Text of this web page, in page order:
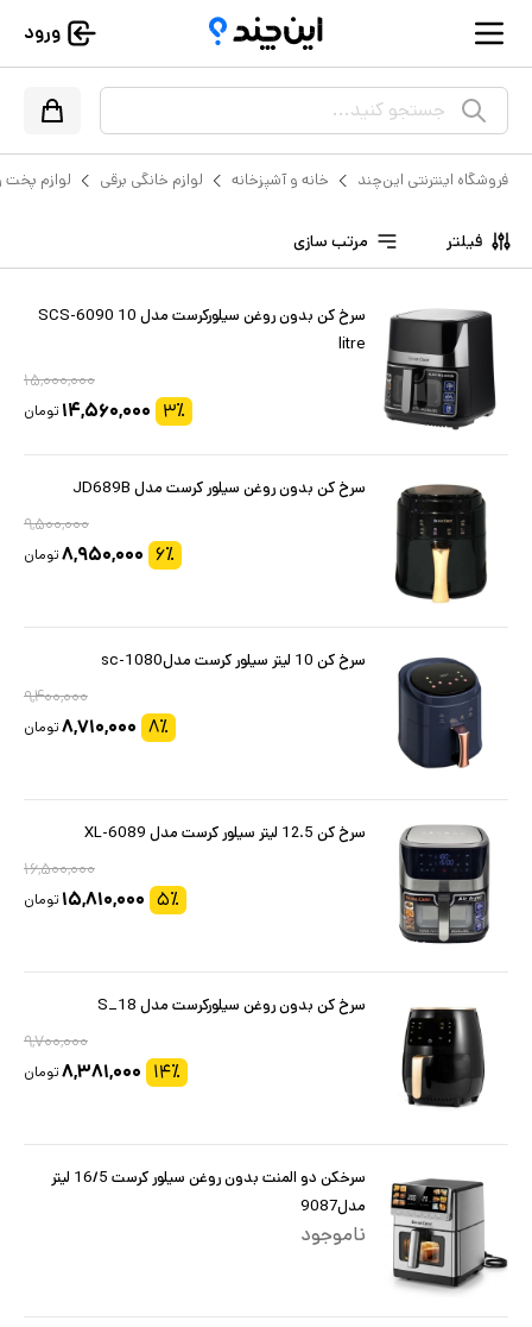
ورود
جستجو کنید...
فروشگاه اینترنتی این‌چند خانه و آشپزخانه لوازم خانگی برقی لوازم پخت
فیلتر مرتب سازی
سرخ کن بدون روغن سیلورکرست مدل SCS-6090 10
litre
۱۵,۰۰۰,۰۰۰
۳٪ ۱۴,۵۶۰,۰۰۰ تومان
سرخ کن بدون روغن سیلور کرست مدل JD689B
۹,۵۰۰,۰۰۰
۶٪ ۸,۹۵۰,۰۰۰تومان
سرخ کن 10 لیتر سیلور کرست مدلsc-1080
۹,۴۰۰,۰۰۰
۸٪ ۸,۷۱۰,۰۰۰تومان
سرخ کن 12.5 لیتر سیلور کرست مدل XL-6089
۱۶,۵۰۰,۰۰۰
۵٪ ۱۵,۸۱۰,۰۰۰ تومان
سرخ کن بدون روغن سیلورکرست مدل S_18
۹,۷۰۰,۰۰۰
۱۴٪ ۸,۳۸۱,۰۰۰تومان
سرخکن دو المنت بدون روغن سیلور کرست 16/5 لیتر
مدل9087
ناموجود